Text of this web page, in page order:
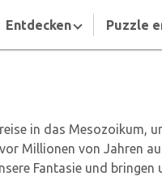
Entdecken Puzzle
in das Mesozoikum,
Millionen von Jahren
Fantasie und